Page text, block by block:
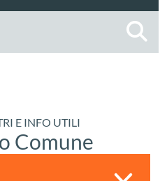
E INFO UTILI
Comune